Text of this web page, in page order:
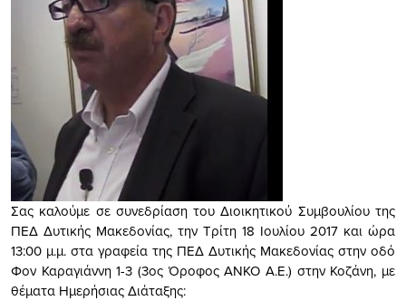
Σας καλούμε σε συνεδρίαση του Διοικητικού Συμβουλίου της
ΠΕΔ Δυτικής Μακεδονίας, την Τρίτη 18 Ιουλίου 2017 και ώρα
13:00 μ.μ. στα γραφεία της ΠΕΔ Δυτικής Μακεδονίας στην οδό
Φον Καραγιάννη 1-3 (3ος Όροφος ΑΝΚΟ Α.Ε.) στην Κοζάνη, με
θέματα Ημερήσιας Διάταξης: